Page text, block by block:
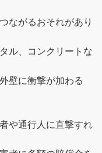
ながるおそれがあり
ル、コンクリートな
壁に衝撃が加わる
や通行人に直撃すれ